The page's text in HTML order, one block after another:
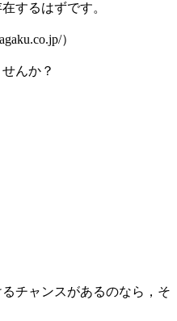
するはずです。
）
んか？
チャンスがあるのなら，そ